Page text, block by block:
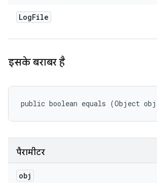
LogFile
इसके बराबर है
public boolean equals (Object
पैरामीटर
obj